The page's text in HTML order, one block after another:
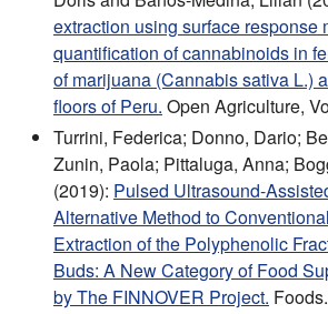
extraction using surface response
quantification of cannabinoids in
of marijuana (Cannabis sativa L.)
floors of Peru. Open Agriculture,
Turrini, Federica; Donno, Dario;
Zunin, Paola; Pittaluga, Anna;
(2019): Pulsed Ultrasound-
Alternative Method to
Extraction of the Polyphenolic
Buds: A New Category of Food
by The FINNOVER Project.